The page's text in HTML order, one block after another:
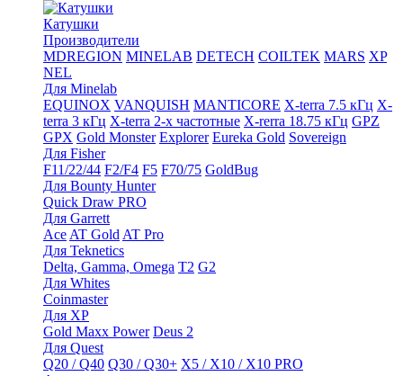
Катушки
Производители
MDREGION MINELAB DETECH COILTEK MARS XP
NEL
Для Minelab
EQUINOX VANQUISH MANTICORE X-terra 7.5 кГц X-
terra 3 кГц X-terra 2-х частотные X-rerra 18.75 кГц GPZ
GPX Gold Monster Explorer Eureka Gold Sovereign
Для Fisher
F11/22/44 F2/F4 F5 F70/75 GoldBug
Для Bounty Hunter
Quick Draw PRO
Для Garrett
Ace AT Gold AT Pro
Для Teknetics
Delta, Gamma, Omega Т2 G2
Для Whites
Coinmaster
Для XP
Gold Maxx Power Deus 2
Для Quest
Q20 / Q40 Q30 / Q30+ X5 / X10 / X10 PRO